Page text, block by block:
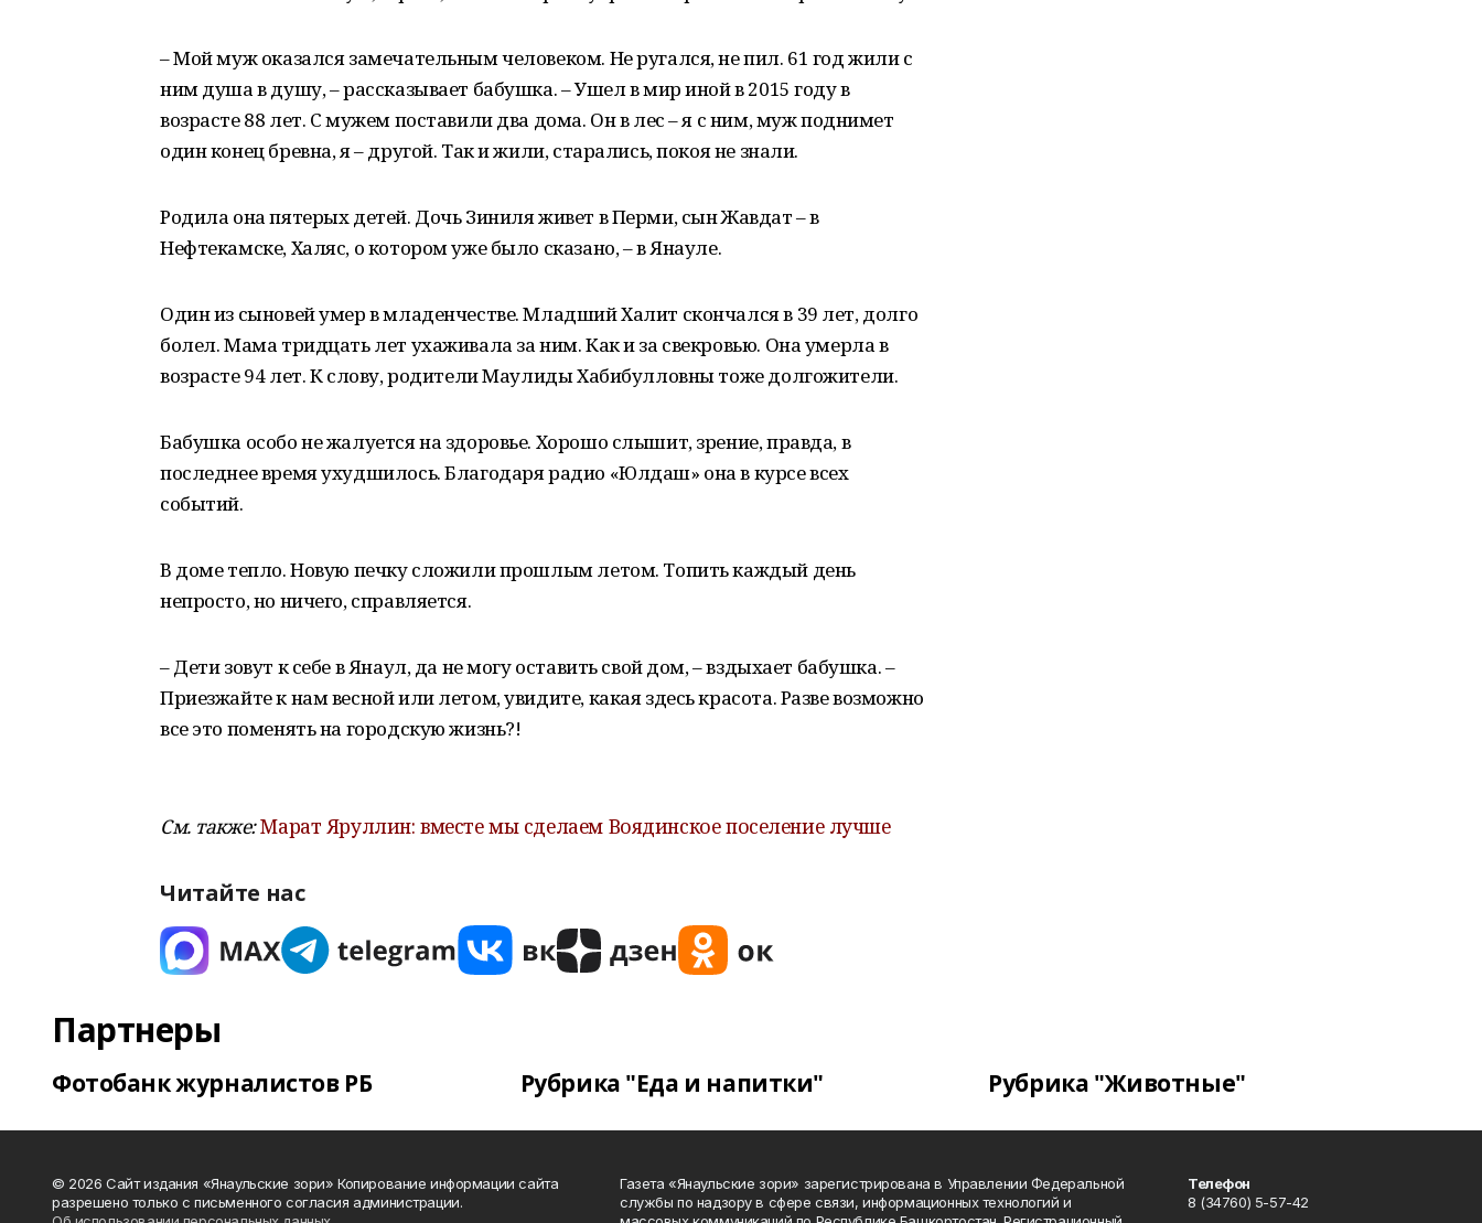
– Мой муж оказался замечательным человеком. Не ругался, не пил. 61 год жили с
ним душа в душу, – рассказывает бабушка. – Ушел в мир иной в 2015 году в
возрасте 88 лет. С мужем поставили два дома. Он в лес – я с ним, муж поднимет
один конец бревна, я – другой. Так и жили, старались, покоя не знали.
Родила она пятерых детей. Дочь Зиниля живет в Перми, сын Жавдат – в
Нефтекамске, Халяс, о котором уже было сказано, – в Янауле.
Один из сыновей умер в младенчестве. Младший Халит скончался в 39 лет, долго
болел. Мама тридцать лет ухаживала за ним. Как и за свекровью. Она умерла в
возрасте 94 лет. К слову, родители Маулиды Хабибулловны тоже долгожители.
Бабушка особо не жалуется на здоровье. Хорошо слышит, зрение, правда, в
последнее время ухудшилось. Благодаря радио «Юлдаш» она в курсе всех
событий.
В доме тепло. Новую печку сложили прошлым летом. Топить каждый день
непросто, но ничего, справляется.
– Дети зовут к себе в Янаул, да не могу оставить свой дом, – вздыхает бабушка. –
Приезжайте к нам весной или летом, увидите, какая здесь красота. Разве возможно
все это поменять на городскую жизнь?!
См. также:Марат Яруллин: вместе мы сделаем Воядинское поселение лучше
Читайте нас
Партнеры
Фотобанк журналистов РБ Рубрика "Еда и напитки" Рубрика "Животные"
© 2026 Сайт издания «Янаульские зори» Копирование информации сайта
разрешено только с письменного согласия администрации.
Газета «Янаульские зори» зарегистрирована в Управлении Федеральной
службы по надзору в сфере связи, информационных технологий и
Телефон
8 (34760) 5-57-42